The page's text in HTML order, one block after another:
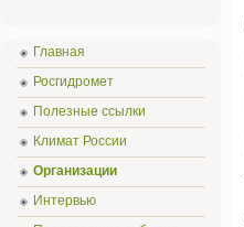
Главная
Росгидромет
Полезные ссылки
Климат России
Организации
Интервью